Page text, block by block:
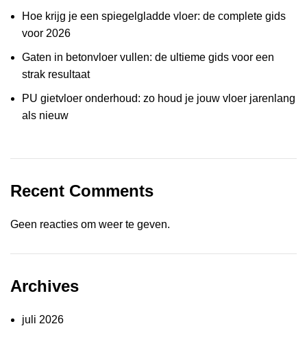
Hoe krijg je een spiegelgladde vloer: de complete gids
voor 2026
Gaten in betonvloer vullen: de ultieme gids voor een
strak resultaat
PU gietvloer onderhoud: zo houd je jouw vloer jarenlang
als nieuw
Recent Comments
Geen reacties om weer te geven.
Archives
juli 2026